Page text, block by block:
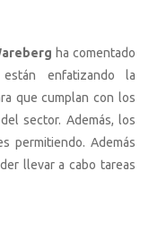
ha comentado
enfatizando la
que cumplan con los
sector. Además, los
permitiendo. Además
llevar a cabo tareas